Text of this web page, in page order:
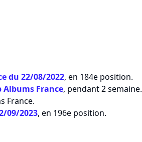
du 22/08/2022, en 184e position.
Albums France, pendant 2 semaine.
France.
09/2023, en 196e position.